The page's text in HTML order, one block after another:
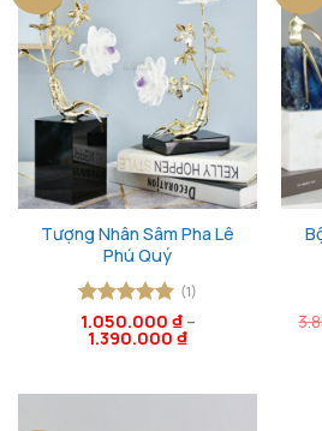
Tượng Nhân Sâm Pha Lê
Phú Quý
Được xếp
hạng55
(1)
1.050.000 ₫–
1.390.000 ₫